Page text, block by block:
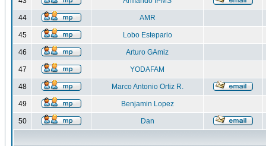
44 AMR
45 Lobo Estepario
46 Arturo GAmiz
47 YODAFAM
48 Marco Antonio Ortiz R.
49 Benjamin Lopez
50 Dan